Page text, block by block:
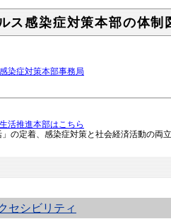
ス感染症対策本部の体制
染症対策本部事務局
活推進本部はこちら
の定着、感染症対策と社会経済活動の両
セシビリティ